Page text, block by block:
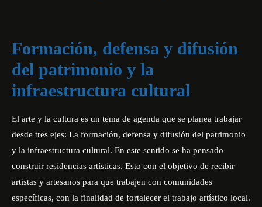
Formación, defensa y difusión
del patrimonio y la
infraestructura cultural
El arte y la cultura es un tema de agenda que se planea trabajar
desde tres ejes: La formación, defensa y difusión del patrimonio
y la infraestructura cultural. En este sentido se ha pensado
construir residencias artísticas. Esto con el objetivo de recibir
artistas y artesanos para que trabajen con comunidades
específicas, con la finalidad de fortalecer el trabajo artístico local.